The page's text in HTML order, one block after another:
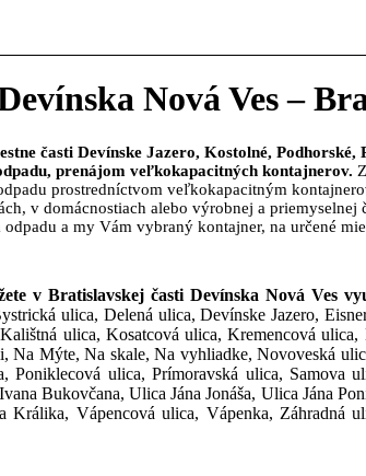
Nová Ves –
časti Devínske Jazero, Kostolné, Podhorské,
prenájom veľkokapacitných kontajnerov.
prostredníctvom veľkokapacitným
v domácnostiach alebo výrobnej a
a my Vám vybraný kontajner, na určené
v Bratislavskej časti Devínska Nová Ves
ulica, Delená ulica, Devínske Jazero,
ulica, Kosatcová ulica, Kremencová
Mýte, Na skale, Na vyhliadke, Novoveská
ulica, Prímoravská ulica, Samova
Bukovčana, Ulica Jána Jonáša, Ulica Jána
Vápencová ulica, Vápenka, Záhradná